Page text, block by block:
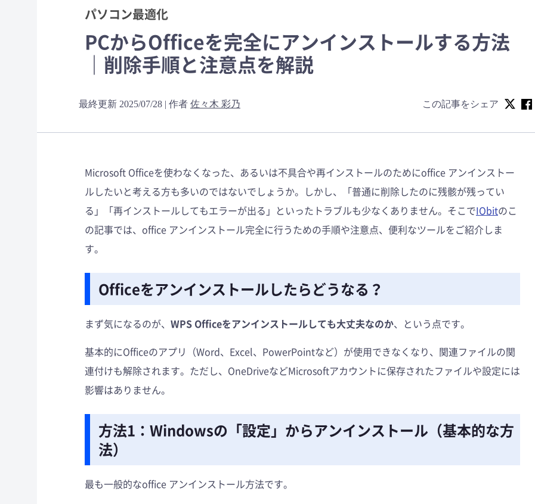
パソコン最適化
PCからOfficeを完全にアンインストールする方法
｜削除手順と注意点を解説
最終更新 2025/07/28 | 作者 佐々木 彩乃 この記事をシェア
Microsoft Officeを使わなくなった、あるいは不具合や再インストールのためにoffice アンインストー
ルしたいと考える方も多いのではないでしょうか。しかし、「普通に削除したのに残骸が残ってい
る」「再インストールしてもエラーが出る」といったトラブルも少なくありません。そこでIObitのこ
の記事では、office アンインストール完全に行うための手順や注意点、便利なツールをご紹介しま
す。
Officeをアンインストールしたらどうなる？
まず気になるのが、 WPS Officeをアンインストールしても大丈夫なのか、という点です。
基本的にOfficeのアプリ（Word、Excel、PowerPointなど）が使用できなくなり、関連ファイルの関
連付けも解除されます。ただし、OneDriveなどMicrosoftアカウントに保存されたファイルや設定には
影響はありません。
方法1：Windowsの「設定」からアンインストール（基本的な方
法）
最も一般的なoffice アンインストール方法です。